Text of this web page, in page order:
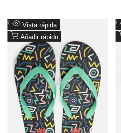
Añadir
a
favoritos
Vista rápida
Añadir rápido